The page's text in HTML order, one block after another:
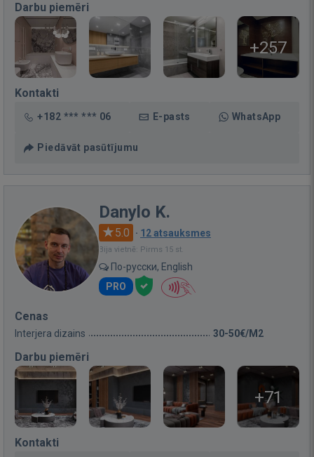
Darbu piemēri
+257
Kontakti
+182 *** *** 06 E-pasts WhatsApp
Piedāvāt pasūtījumu
Danylo K.
5.0 · 12 atsauksmes
Bija vietnē: Pirms 15 st.
По-русски, English
PRO
Cenas
Interjera dizains 30-50€/M2
Darbu piemēri
+71
Kontakti